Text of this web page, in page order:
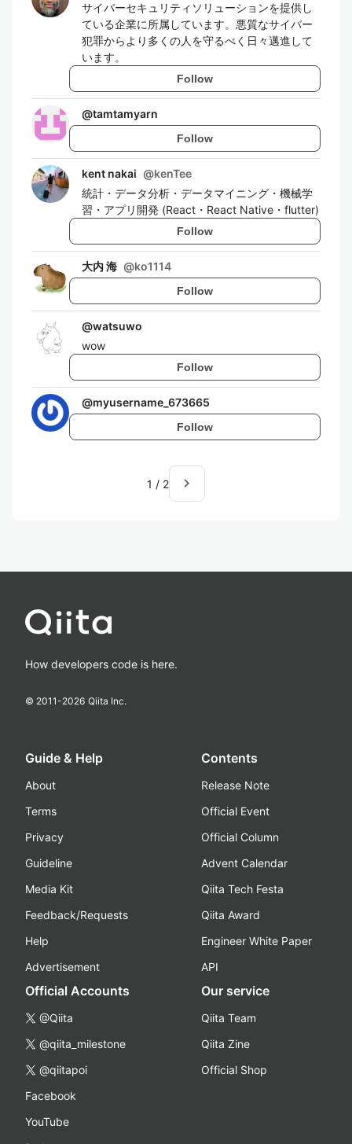
サイバーセキュリティソリューションを提供し
ている企業に所属しています。悪質なサイバー
犯罪からより多くの人を守るべく日々邁進して
います。
Follow
@tamtamyarn
Follow
kent nakai @kenTee
統計・データ分析・データマイニング・機械学
習・アプリ開発 (React・React Native・flutter)
Follow
大内 海 @ko1114
Follow
@watsuwo
wow
Follow
@myusername_673665
Follow
1 / 2 navigate_next
How developers code is here.
© 2011-2026 Qiita Inc.
Guide & Help
About
Terms
Privacy
Guideline
Media Kit
Feedback/Requests
Help
Advertisement
Contents
Release Note
Official Event
Official Column
Advent Calendar
Qiita Tech Festa
Qiita Award
Engineer White Paper
API
Official Accounts
@Qiita
@qiita_milestone
@qiitapoi
Facebook
YouTube
Our service
Qiita Team
Qiita Zine
Official Shop